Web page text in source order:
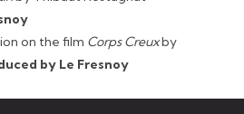
on the film Corps Creuxby
by Le Fresnoy